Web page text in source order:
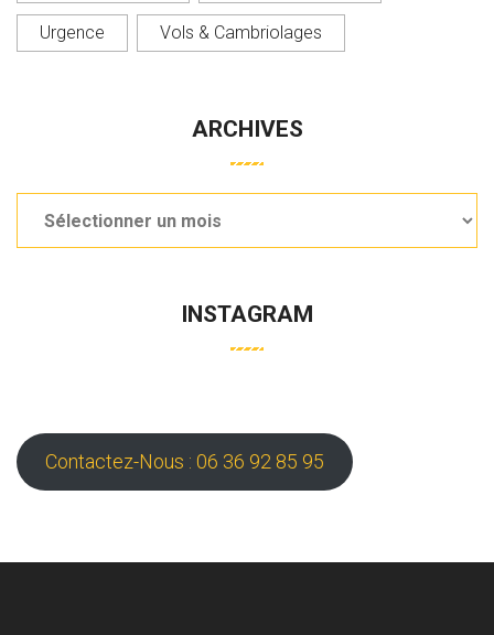
Urgence Vols & Cambriolages
ARCHIVES
INSTAGRAM
Contactez-Nous : 06 36 92 85 95